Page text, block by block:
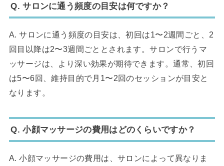
Q. サロンに通う頻度の目安は何ですか？
A. サロンに通う頻度の目安は、初回は1〜2週間ごと、2
回目以降は2〜3週間ごととされます。サロンで行うマ
ッサージは、より深い効果が期待できます。通常、初回
は5〜6回、維持目的で月1〜2回のセッションが目安と
なります。
Q. 小顔マッサージの費用はどのくらいですか？
A. 小顔マッサージの費用は、サロンによって異なりま